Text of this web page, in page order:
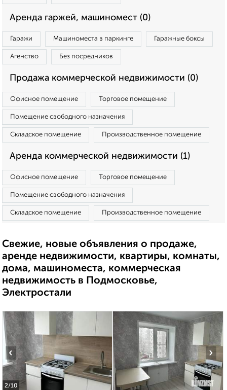
Аренда гаржей, машиномест (0)
Гаражи Машиноместа в паркинге Гаражные боксы
Агенство Без посредников
Продажа коммерческой недвижимости (0)
Офисное помещение Торговое помещение
Помещение свободного назначения
Складское помещение Производственное помещение
Аренда коммерческой недвижимости (1)
Офисное помещение Торговое помещение
Помещение свободного назначения
Складское помещение Производственное помещение
Свежие, новые объявления о продаже,
аренде недвижимости, квартиры, комнаты,
дома, машиноместа, коммерческая
недвижимость в Подмосковье,
Электростали
2/10
‹ ›